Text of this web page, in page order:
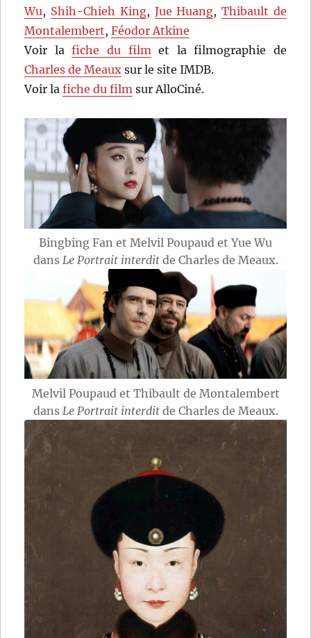
Wu, Shih-Chieh King, Jue Huang, Thibault de
Montalembert,Féodor Atkine
Voir lafiche du filmet la filmographie de
Charles de Meaux sur le site IMDB.
Voir lafiche du film sur AlloCiné.
Bingbing Fan et Melvil Poupaud et Yue Wu
dans Le Portrait interditde Charles de Meaux.
Melvil Poupaud et Thibault de Montalembert
dans Le Portrait interditde Charles de Meaux.